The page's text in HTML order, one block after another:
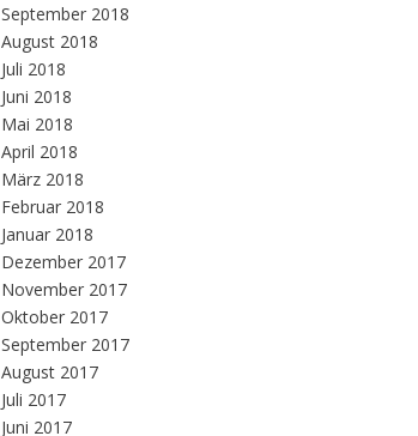
September 2018
August 2018
Juli 2018
Juni 2018
Mai 2018
April 2018
März 2018
Februar 2018
Januar 2018
Dezember 2017
November 2017
Oktober 2017
September 2017
August 2017
Juli 2017
Juni 2017